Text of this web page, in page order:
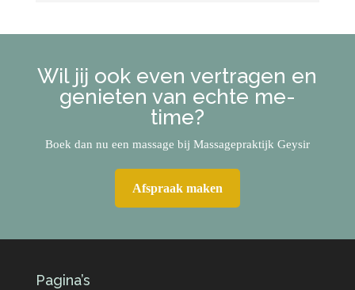
Wil jij ook even vertragen en
genieten van echte me-
time?
Boek dan nu een massage bij Massagepraktijk Geysir
Afspraak maken
Pagina’s